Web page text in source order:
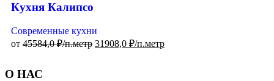
Кухня Калипсо
Современные кухни
от 45584,0₽/п.метр 31908,0 ₽/п.метр
О НАС